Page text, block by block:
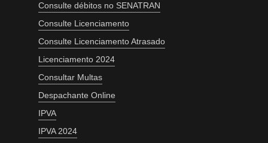
Consulte débitos no SENATRAN
Consulte Licenciamento
Consulte Licenciamento Atrasado
Licenciamento 2024
Consultar Multas
Despachante Online
IPVA
IPVA 2024